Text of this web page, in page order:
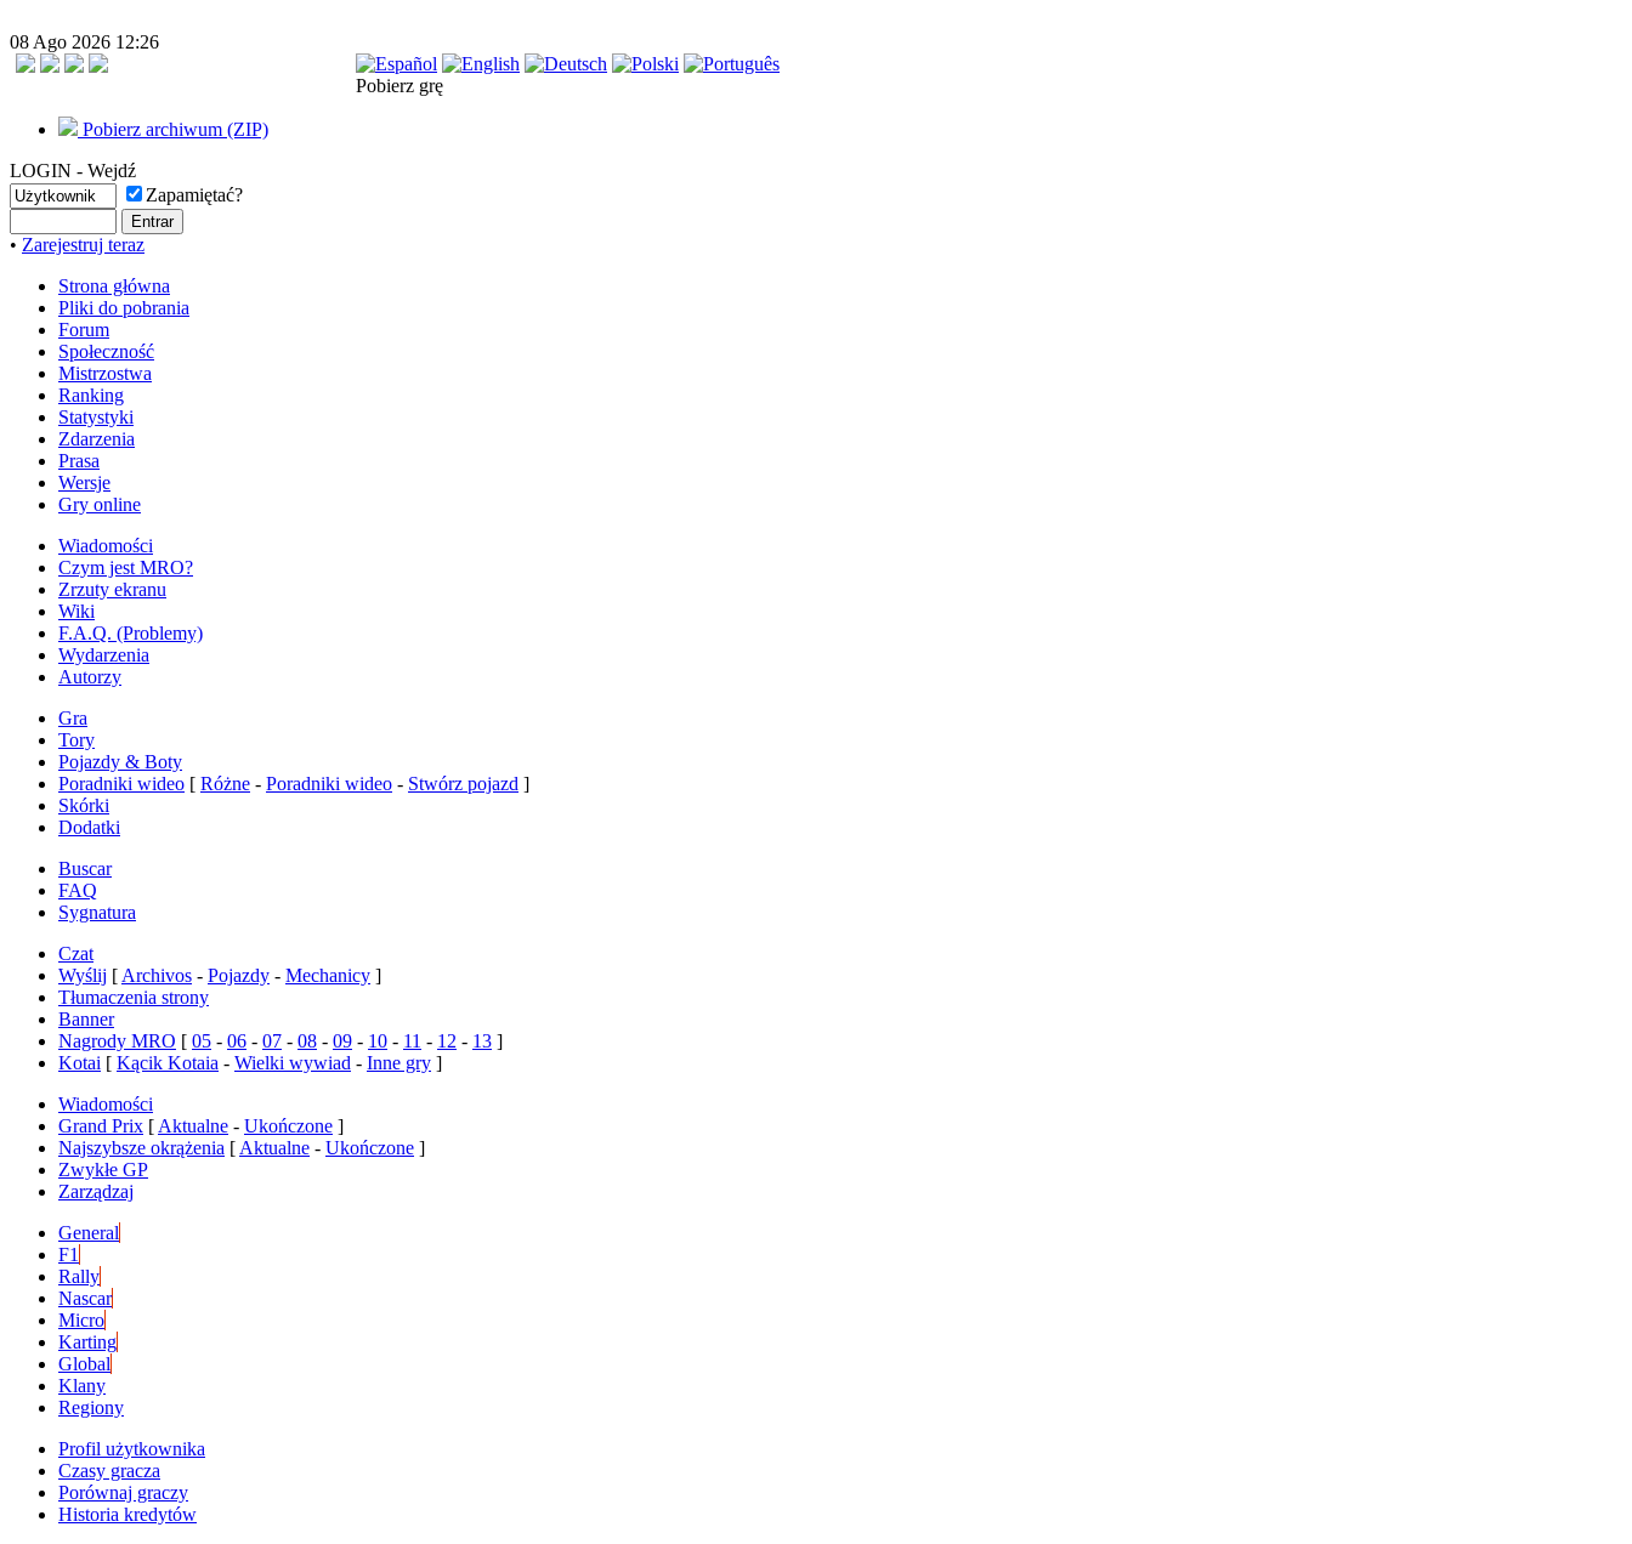
08 Ago 2026 12:26
Pobierz grę
Pobierz archiwum (ZIP)
LOGIN - Wejdź
Zapamiętać?
• Zarejestruj teraz
Strona główna
Pliki do pobrania
Forum
Społeczność
Mistrzostwa
Ranking
Statystyki
Zdarzenia
Prasa
Wersje
Gry online
Wiadomości
Czym jest MRO?
Zrzuty ekranu
Wiki
F.A.Q. (Problemy)
Wydarzenia
Autorzy
Gra
Tory
Pojazdy & Boty
Poradniki wideo [ Różne - Poradniki wideo - Stwórz pojazd ]
Skórki
Dodatki
Buscar
FAQ
Sygnatura
Czat
Wyślij [ Archivos - Pojazdy - Mechanicy ]
Tłumaczenia strony
Banner
Nagrody MRO [ 05 - 06 - 07 - 08 - 09 - 10 - 11 - 12 - 13 ]
Kotai [ Kącik Kotaia - Wielki wywiad - Inne gry ]
Wiadomości
Grand Prix [ Aktualne - Ukończone ]
Najszybsze okrążenia [ Aktualne - Ukończone ]
Zwykłe GP
Zarządzaj
General
F1
Rally
Nascar
Micro
Karting
Global
Klany
Regiony
Profil użytkownika
Czasy gracza
Porównaj graczy
Historia kredytów